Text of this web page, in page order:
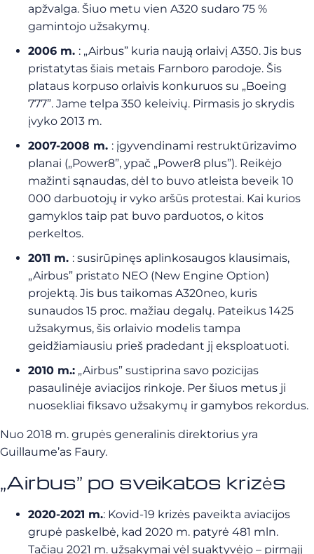
apžvalga. Šiuo metu vien A320 sudaro 75 %
gamintojo užsakymų.
2006 m. : „Airbus” kuria naują orlaivį A350. Jis bus
pristatytas šiais metais Farnboro parodoje. Šis
plataus korpuso orlaivis konkuruos su „Boeing
777”. Jame telpa 350 keleivių. Pirmasis jo skrydis
įvyko 2013 m.
2007-2008 m. : įgyvendinami restruktūrizavimo
planai („Power8”, ypač „Power8 plus”). Reikėjo
mažinti sąnaudas, dėl to buvo atleista beveik 10
000 darbuotojų ir vyko aršūs protestai. Kai kurios
gamyklos taip pat buvo parduotos, o kitos
perkeltos.
2011 m. : susirūpinęs aplinkosaugos klausimais,
„Airbus” pristato NEO (New Engine Option)
projektą. Jis bus taikomas A320neo, kuris
sunaudos 15 proc. mažiau degalų. Pateikus 1425
užsakymus, šis orlaivio modelis tampa
geidžiamiausiu prieš pradedant jį eksploatuoti.
2010 m.: „Airbus” sustiprina savo pozicijas
pasaulinėje aviacijos rinkoje. Per šiuos metus ji
nuosekliai fiksavo užsakymų ir gamybos rekordus.
Nuo 2018 m. grupės generalinis direktorius yra
Guillaume’as Faury.
„Airbus” po sveikatos krizės
2020-2021 m.: Kovid-19 krizės paveikta aviacijos
grupė paskelbė, kad 2020 m. patyrė 481 mln.
Tačiau 2021 m. užsakymai vėl suaktyvėjo – pirmąjį